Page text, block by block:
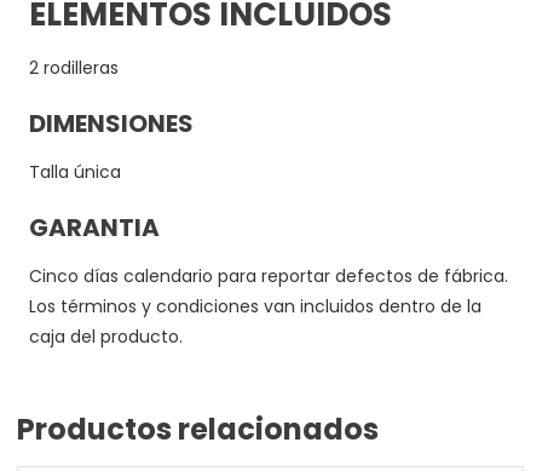
ELEMENTOS INCLUIDOS
2 rodilleras
DIMENSIONES
Talla única
GARANTIA
Cinco días calendario para reportar defectos de fábrica.
Los términos y condiciones van incluidos dentro de la
caja del producto.
Productos relacionados